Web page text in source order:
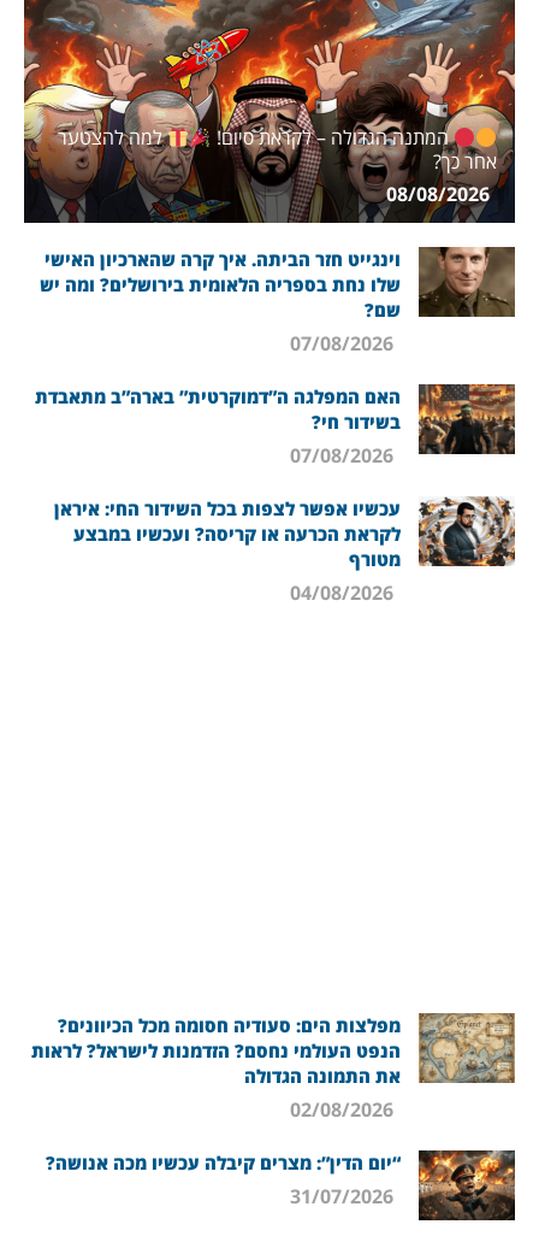
המתנה הגדולה – לקראת סיום!
למה להצטער
אחר כך?
08/08/2026
וינגייט חזר הביתה. איך קרה שהארכיון האישי
שלו נחת בספריה הלאומית בירושלים? ומה יש
שם?
האם המפלגה ה”דמוקרטית” בארה”ב מתאבדת
בשידור חי?
עכשיו אפשר לצפות בכל השידור החי: איראן
לקראת הכרעה או קריסה? ועכשיו במבצע
מטורף
מפלצות הים: סעודיה חסומה מכל הכיוונים?
הנפט העולמי נחסם? הזדמנות לישראל? לראות
את התמונה הגדולה
“יום הדין”: מצרים קיבלה עכשיו מכה אנושה?